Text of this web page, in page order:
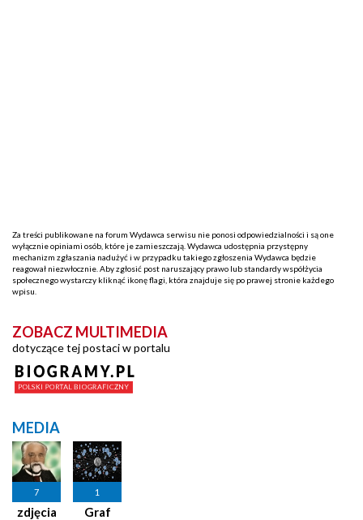
Za treści publikowane na forum Wydawca serwisu nie ponosi odpowiedzialności i są one
wyłącznie opiniami osób, które je zamieszczają. Wydawca udostępnia przystępny
mechanizm zgłaszania nadużyć i w przypadku takiego zgłoszenia Wydawca będzie
reagował niezwłocznie. Aby zgłosić post naruszający prawo lub standardy współżycia
społecznego wystarczy kliknąć ikonę flagi, która znajduje się po prawej stronie każdego
wpisu.
ZOBACZ MULTIMEDIA
dotyczące tej postaci w portalu
MEDIA
7
zdjęcia
1
Graf